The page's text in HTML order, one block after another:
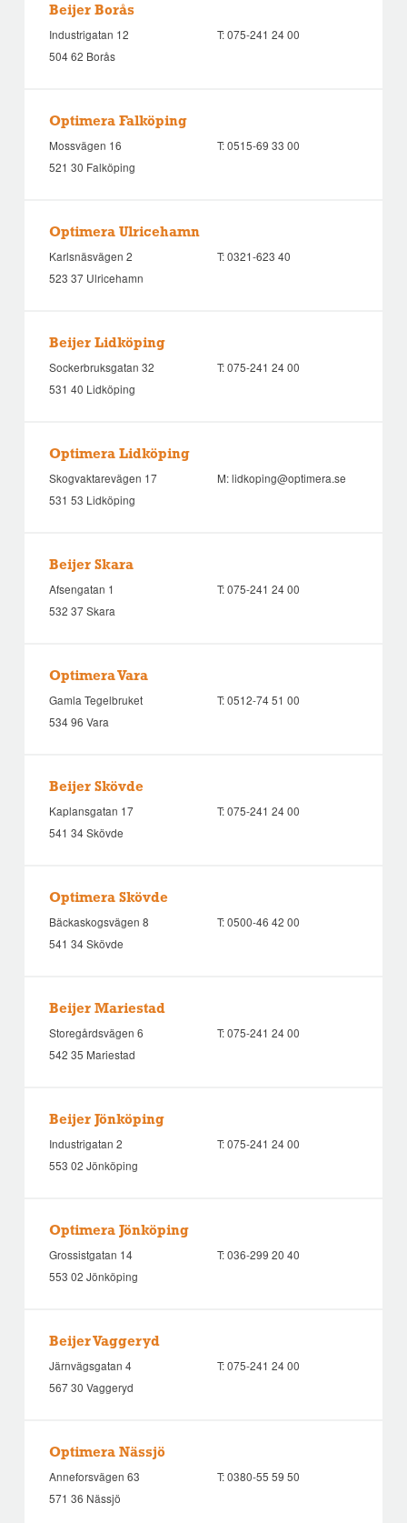
Beijer Borås
Industrigatan 12
504 62 Borås
T:075-241 24 00
Optimera Falköping
Mossvägen 16
521 30 Falköping
T:0515-69 33 00
Optimera Ulricehamn
Karlsnäsvägen 2
523 37 Ulricehamn
T:0321-623 40
Beijer Lidköping
Sockerbruksgatan 32
531 40 Lidköping
T:075-241 24 00
Optimera Lidköping
Skogvaktarevägen 17
531 53 Lidköping
M:lidkoping@optimera.se
Beijer Skara
Afsengatan 1
532 37 Skara
T:075-241 24 00
Optimera Vara
Gamla Tegelbruket
534 96 Vara
T:0512-74 51 00
Beijer Skövde
Kaplansgatan 17
541 34 Skövde
T:075-241 24 00
Optimera Skövde
Bäckaskogsvägen 8
541 34 Skövde
T:0500-46 42 00
Beijer Mariestad
Storegårdsvägen 6
542 35 Mariestad
T:075-241 24 00
Beijer Jönköping
Industrigatan 2
553 02 Jönköping
T:075-241 24 00
Optimera Jönköping
Grossistgatan 14
553 02 Jönköping
T:036-299 20 40
Beijer Vaggeryd
Järnvägsgatan 4
567 30 Vaggeryd
T:075-241 24 00
Optimera Nässjö
Anneforsvägen 63
571 36 Nässjö
T:0380-55 59 50